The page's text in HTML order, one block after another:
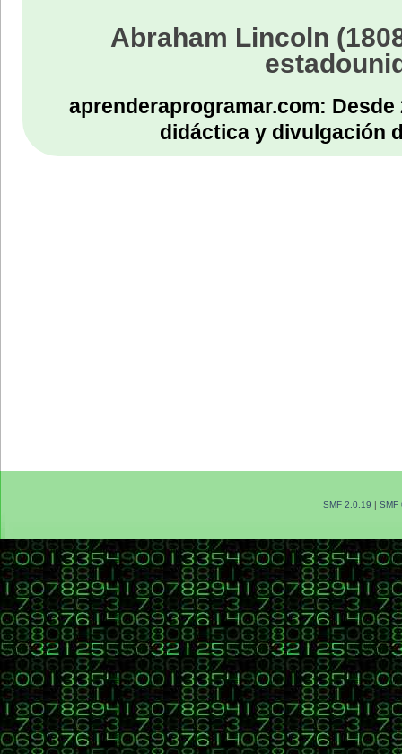
Abraham Lincoln
aprenderaprogramar.com:
didáctica y divulgación
SMF 2.0.19 | SMF